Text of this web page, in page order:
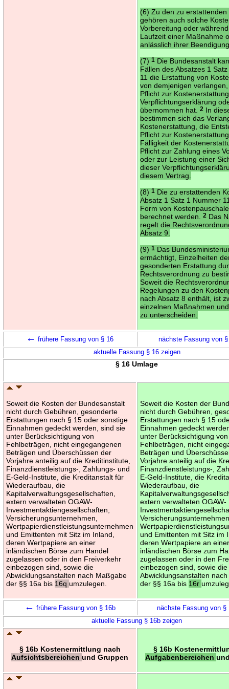
(6) Zu den zu erstattenden
gehören auch solche
Vorbereitung oder
Laufzeit einer Maßnahme
anlässlich ihrer
(7)1 Die Bundesanstalt
Fällen des Absatzes 1
11 die Erstattung von
von demjenigen
Pflicht zur
Verpflichtungserklärung
übernommen hat.2 In
bestimmen sich das
Kostenerstattung, die
Pflicht zur
Fälligkeit der
Pflicht zur Zahlung eines
oder zur Leistung einer
dieser
diesem Vertrag.
(8)1 Die zu erstattenden
Absatz 1 Satz 1 Nummer
Form von
berechnet werden.2 Das
regelt die
Absatz 9.
(9)1 Das
ermächtigt, Einzelheiten
gesonderten Erstattung
Rechtsverordnung zu
Soweit die
Regelungen zu den
nach Absatz 8 enthält, ist
einzelnen Maßnahmen
zu unterscheiden.
← frühere Fassung von § 16
nächste Fassung von
aktuelle Fassung § 16 zeigen
§ 16 Umlage
Soweit die Kosten der Bundesanstalt
nicht durch Gebühren, gesonderte
Erstattungen nach § 15 oder sonstige
Einnahmen gedeckt werden, sind sie
unter Berücksichtigung von
Fehlbeträgen, nicht eingegangenen
Beträgen und Überschüssen der
Vorjahre anteilig auf die Kreditinstitute,
Finanzdienstleistungs-, Zahlungs- und
E-Geld-Institute, die Kreditanstalt für
Wiederaufbau, die
Kapitalverwaltungsgesellschaften,
extern verwalteten OGAW-
Investmentaktiengesellschaften,
Versicherungsunternehmen,
Wertpapierdienstleistungsunternehmen
und Emittenten mit Sitz im Inland,
deren Wertpapiere an einer
inländischen Börse zum Handel
zugelassen oder in den Freiverkehr
einbezogen sind, sowie die
Abwicklungsanstalten nach Maßgabe
der §§ 16a bis 16qumzulegen.
Soweit die Kosten der
nicht durch Gebühren,
Erstattungen nach § 15
Einnahmen gedeckt
unter Berücksichtigung von
Fehlbeträgen, nicht
Beträgen und
Vorjahre anteilig auf die
Finanzdienstleistungs-,
E-Geld-Institute, die
Wiederaufbau, die
extern verwalteten OGAW-
und Emittenten mit Sitz im
deren Wertpapiere an
inländischen Börse zum
zugelassen oder in den
einbezogen sind, sowie die
Abwicklungsanstalten
der §§ 16a bis 16r
← frühere Fassung von § 16b
nächste Fassung von
aktuelle Fassung § 16b zeigen
§ 16b Kostenermittlung nach
Aufsichtsbereichenund Gruppen
§ 16b
Aufgabenbereichen